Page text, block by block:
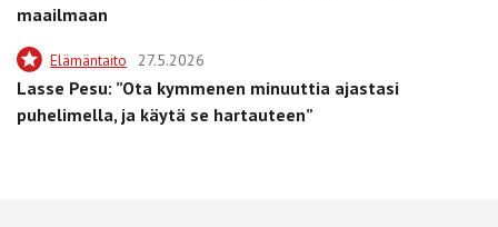
maailmaan
Elämäntaito 27.5.2026
Lasse Pesu: ”Ota kymmenen minuuttia ajastasi
puhelimella, ja käytä se hartauteen”